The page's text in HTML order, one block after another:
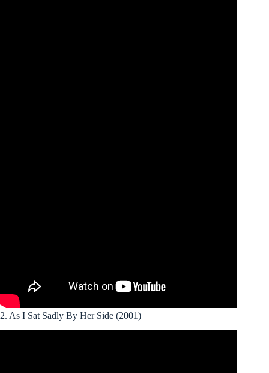
2. As I Sat Sadly By Her Side (2001)